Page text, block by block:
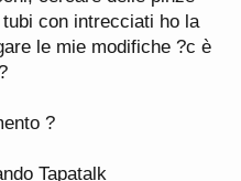
con intrecciati ho la
le mie modifiche ?c è
?
Tapatalk